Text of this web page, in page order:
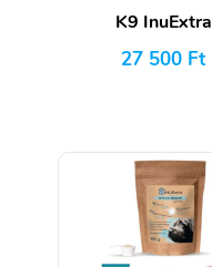
K9 InuExtra
27 500 Ft